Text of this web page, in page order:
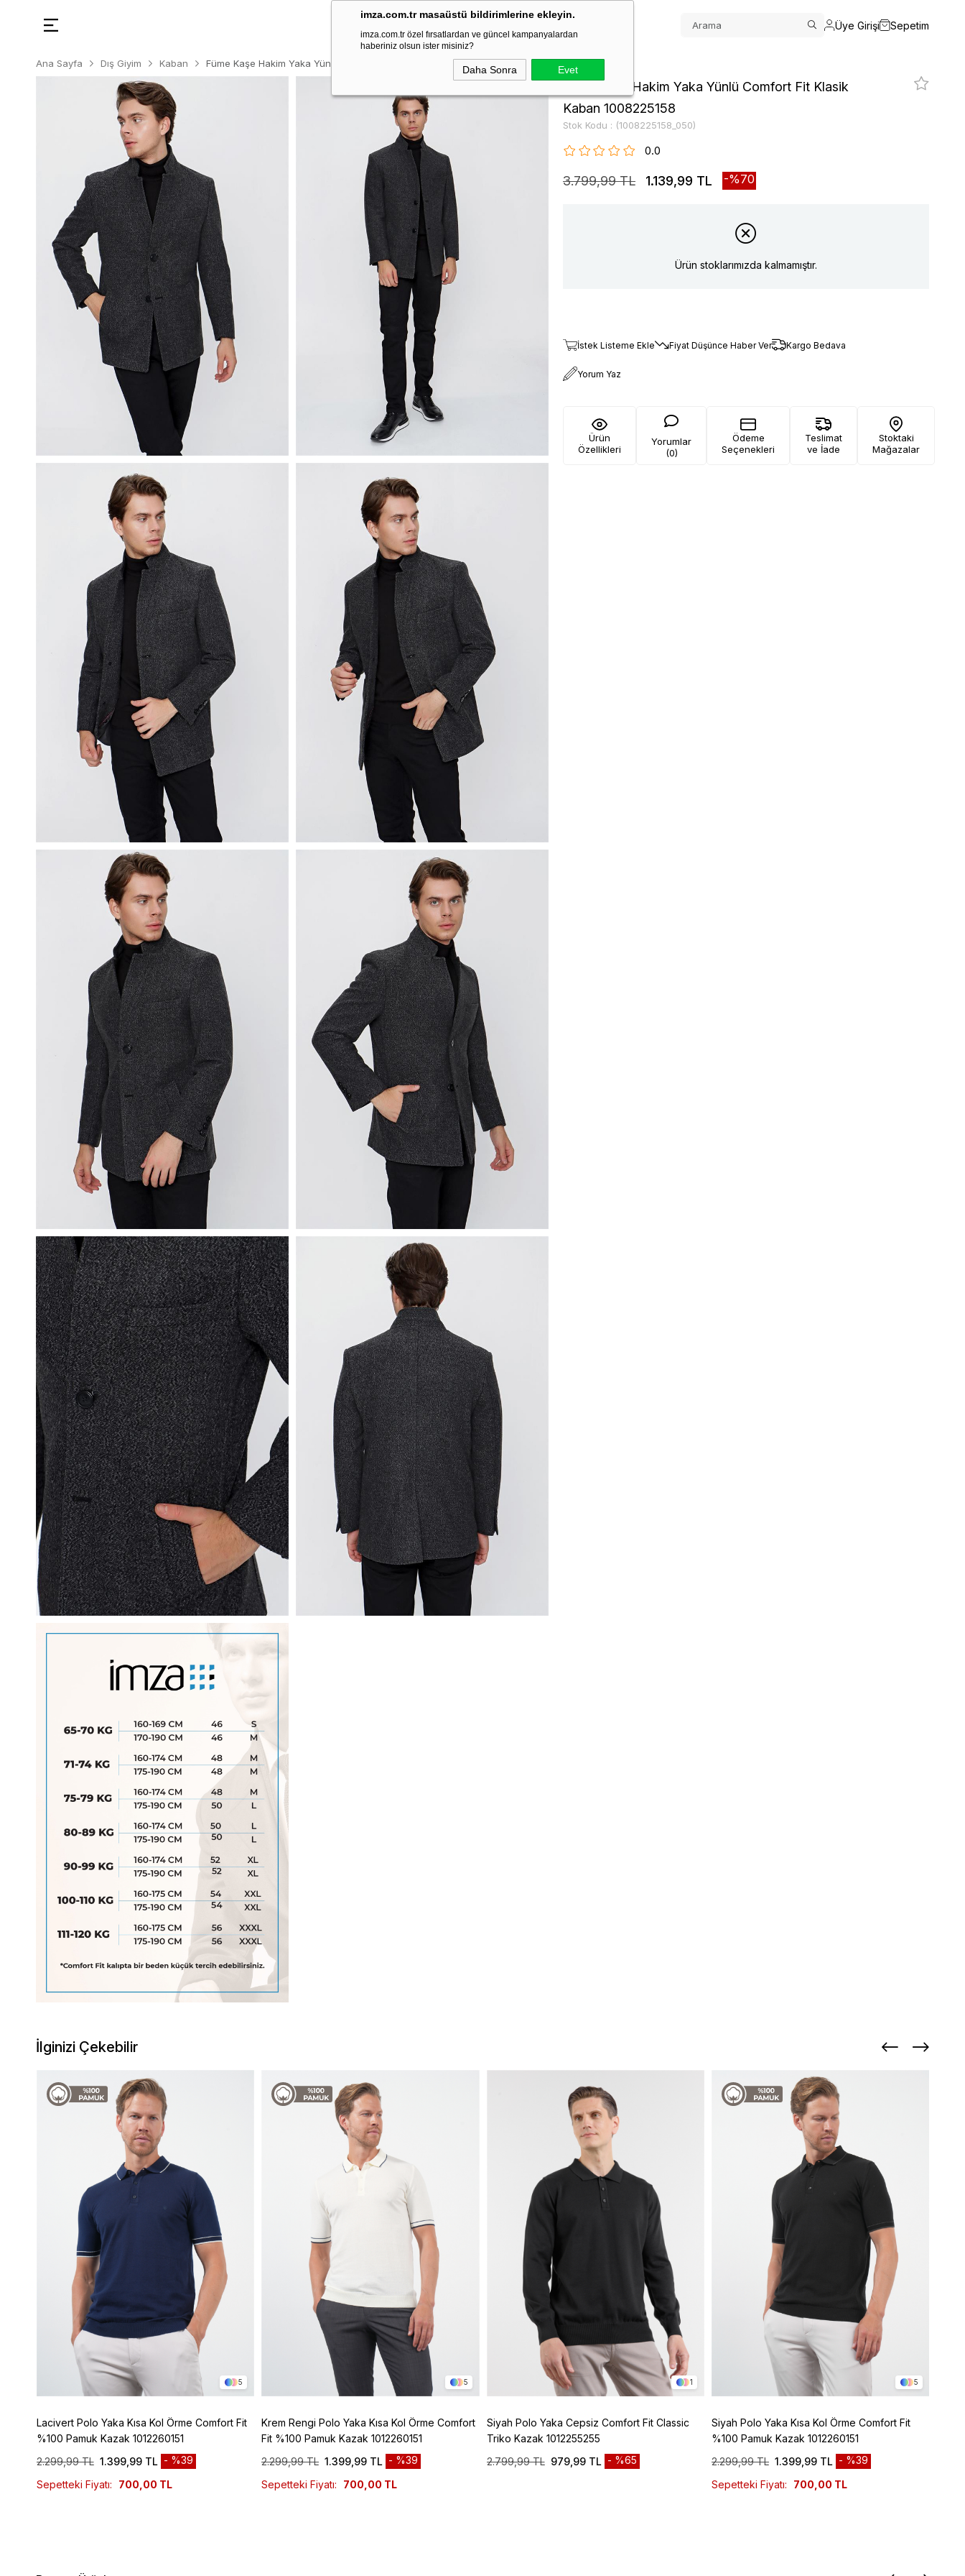
imza.com.tr masaüstü bildirimlerine ekleyin.
imza.com.tr özel fırsatlardan ve güncel kampanyalardan
haberiniz olsun ister misiniz?
Daha Sonra Evet
Üye Girişi Sepetim
Ana Sayfa Dış Giyim Kaban Füme Kaşe Hakim Yaka Yünlü Comfort Fit Klasik Kaban 1008225158
Füme Kaşe Hakim Yaka Yünlü Comfort Fit Klasik
Kaban 1008225158
Stok Kodu (1008225158_050)
0.0
3.799,99 TL 1.139,99 TL 70
Ürün stoklarımızda kalmamıştır.
İstek Listeme Ekle Fiyat Düşünce Haber Ver Kargo Bedava
Yorum Yaz
Ürün
Özellikleri
Yorumlar
(0)
Ödeme
Seçenekleri
Teslimat
ve İade
Stoktaki
Mağazalar
İlginizi Çekebilir
5
Lacivert Polo Yaka Kısa Kol Örme Comfort Fit
%100 Pamuk Kazak 1012260151
2.299,99 TL 1.399,99 TL
%39
Sepetteki Fiyatı:
700,00 TL
5
Krem Rengi Polo Yaka Kısa Kol Örme Comfort
Fit %100 Pamuk Kazak 1012260151
2.299,99 TL 1.399,99 TL
%39
Sepetteki Fiyatı:
700,00 TL
1
Siyah Polo Yaka Cepsiz Comfort Fit Classic
Triko Kazak 1012255255
2.799,99 TL 979,99 TL %65
5
Siyah Polo Yaka Kısa Kol Örme Comfort Fit
%100 Pamuk Kazak 1012260151
2.299,99 TL 1.399,99 TL
%39
Sepetteki Fiyatı:
700,00 TL